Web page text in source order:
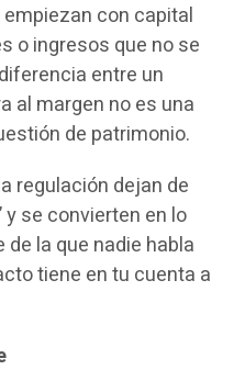
con capital
o ingresos que no se
entre un
al margen no es una
de patrimonio.
regulación dejan de
se convierten en lo
la que nadie habla
tiene en tu cuenta a